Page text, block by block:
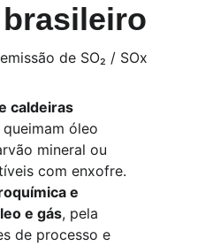
de SO₂ / SOx
caldeiras
queimam óleo
mineral ou
com enxofre.
e
e gás, pela
de processo e